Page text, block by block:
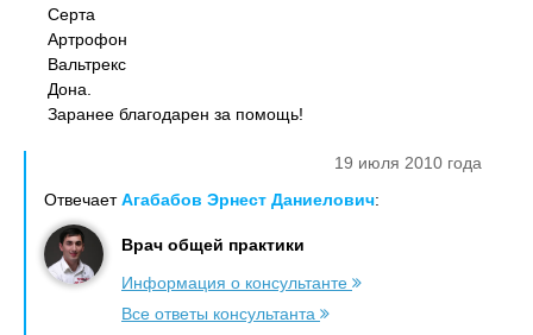
Серта
Артрофон
Вальтрекс
Дона.
Заранее благодарен за помощь!
19 июля 2010 года
ОтвечаетАгабабов Эрнест Даниелович:
Врач общей практики
Информация о консультанте
Все ответы консультанта